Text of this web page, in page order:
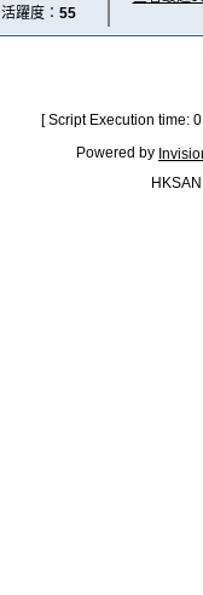
活躍度： 55
[ Script Execution time:
Powered by